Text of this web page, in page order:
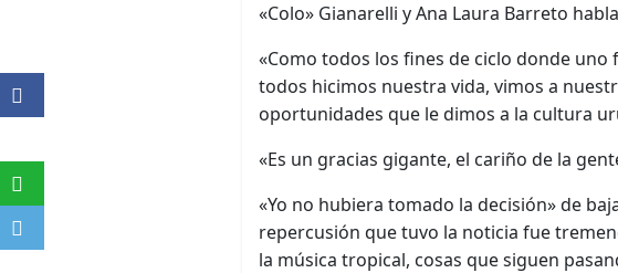
«Colo» Gianarelli y Ana Laura Barreto
«Como todos los fines de ciclo donde
todos hicimos nuestra vida, vimos a
oportunidades que le dimos a la cultura
«Es un gracias gigante, el cariño de la
«Yo no hubiera tomado la decisión» de
repercusión que tuvo la noticia fue
la música tropical, cosas que siguen